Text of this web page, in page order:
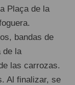
Plaça de la
bandas de
de la
las carrozas.
Al finalizar, se